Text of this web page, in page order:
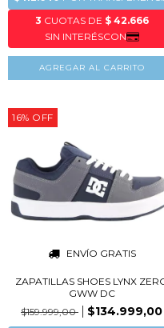
AGREGAR AL CARRITO
16% OFF
ENVÍO GRATIS
ZAPATILLAS SHOES LYNX
GWW DC
$159.999,00
$134.999,00